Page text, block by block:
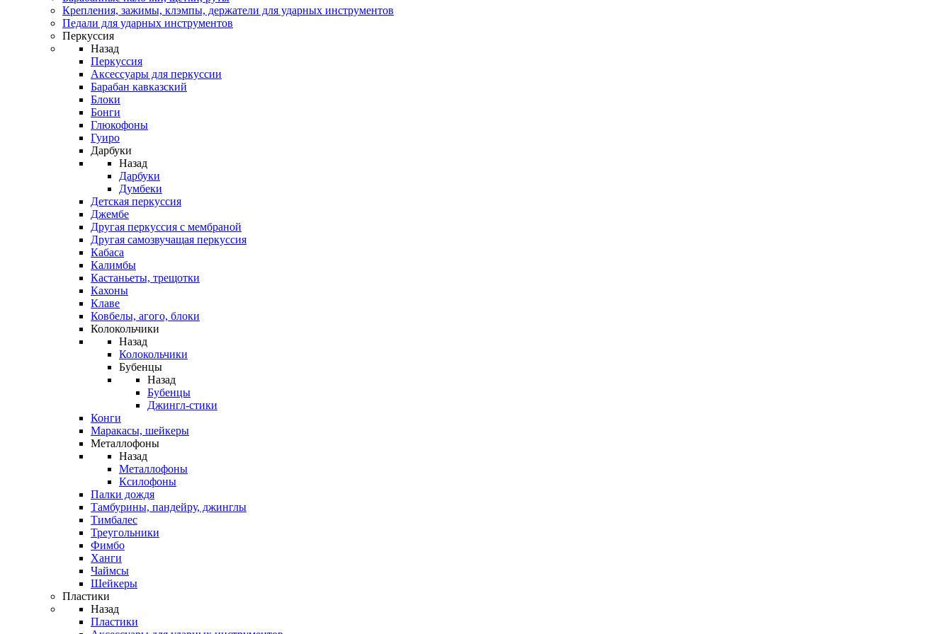
Крепления, зажимы, клэмпы, держатели для ударных инструментов
Педали для ударных инструментов
Перкуссия
Назад
Перкуссия
Аксессуары для перкуссии
Барабан кавказский
Блоки
Бонги
Глюкофоны
Гуиро
Дарбуки
Назад
Дарбуки
Думбеки
Детская перкуссия
Джембе
Другая перкуссия с мембраной
Другая самозвучащая перкуссия
Кабаса
Калимбы
Кастаньеты, трещотки
Кахоны
Клаве
Ковбелы, агого, блоки
Колокольчики
Назад
Колокольчики
Бубенцы
Назад
Бубенцы
Джингл-стики
Конги
Маракасы, шейкеры
Металлофоны
Назад
Металлофоны
Ксилофоны
Палки дождя
Тамбурины, пандейру, джинглы
Тимбалес
Треугольники
Фимбо
Ханги
Чаймсы
Шейкеры
Пластики
Назад
Пластики